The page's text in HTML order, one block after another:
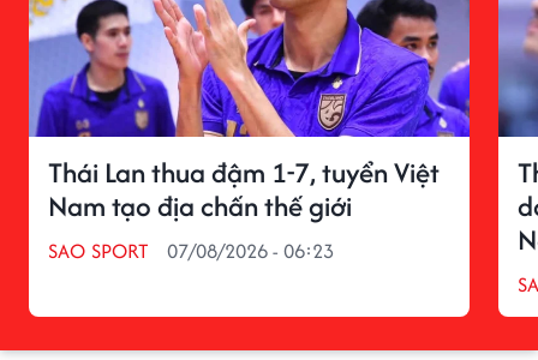
Thái Lan thua đậm 1-7, tuyển Việt
Nam tạo địa chấn thế giới
SAO SPORT 07/08/2026 - 06:23